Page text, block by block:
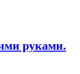
руками.